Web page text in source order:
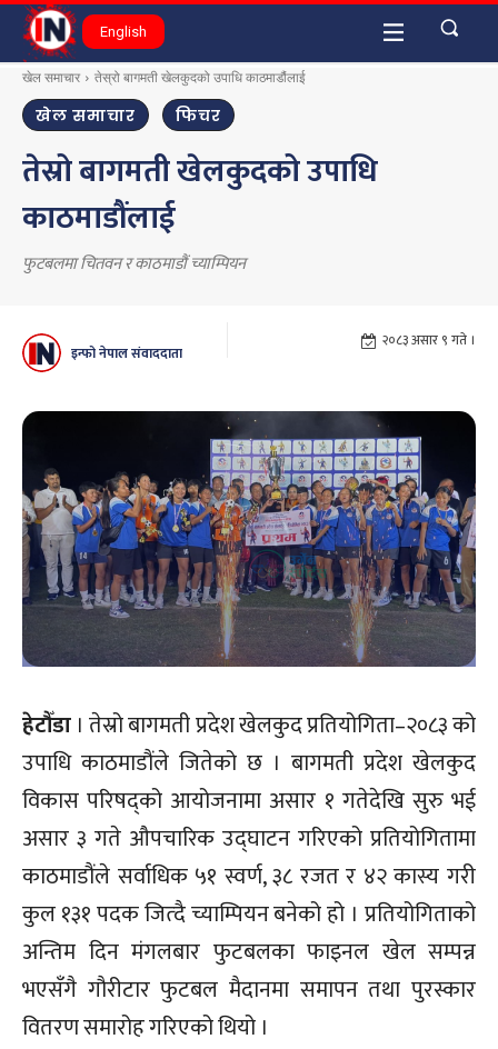
English
खेल समाचार तेस्रो बागमती खेलकुदको उपाधि काठमाडौंलाई
खेल समाचार फिचर
तेस्रो बागमती खेलकुदको उपाधि
काठमाडौंलाई
फुटबलमा चितवन र काठमाडौं च्याम्पियन
इन्फो नेपाल संवाददाता
२०८३ असार ९ गते ।
हेटौँडा । तेस्रो बागमती प्रदेश खेलकुद प्रतियोगिता–२०८३ को
उपाधि काठमाडौंले जितेको छ । बागमती प्रदेश खेलकुद
विकास परिषद्को आयोजनामा असार १ गतेदेखि सुरु भई
असार ३ गते औपचारिक उद्घाटन गरिएको प्रतियोगितामा
काठमाडौंले सर्वाधिक ५१ स्वर्ण, ३८ रजत र ४२ कास्य गरी
कुल १३१ पदक जित्दै च्याम्पियन बनेको हो । प्रतियोगिताको
अन्तिम दिन मंगलबार फुटबलका फाइनल खेल सम्पन्न
भएसँगै गौरीटार फुटबल मैदानमा समापन तथा पुरस्कार
वितरण समारोह गरिएको थियो ।